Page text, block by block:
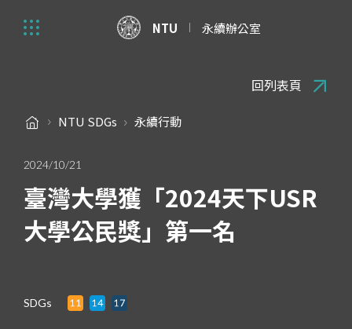
NTU 永續辦公室
NTU SDGs 永續行動
回列表頁
2024/10/21
臺灣大學獲「2024天下USR
大學公民獎」第一名
SDGs